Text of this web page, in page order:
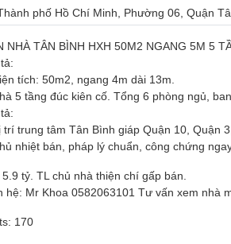
phố Hồ Chí Minh, Phường 06, Quận
NHÀ TÂN BÌNH HXH 50M2 NGANG 5M 5
tích: 50m2, ngang 4m dài 13m.
5 tầng đúc kiên cố. Tổng 6 phòng ngủ,
trí trung tâm Tân Bình giáp Quận 10, Quận
nhiệt bán, pháp lý chuẩn, công chứng
tỷ. TL chủ nhà thiện chí gấp bán.
hệ: Mr Khoa 0582063101 Tư vấn xem nhà
170